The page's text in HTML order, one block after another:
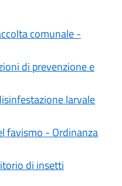
comunale -
di prevenzione e
larvale
favismo - Ordinanza
di insetti